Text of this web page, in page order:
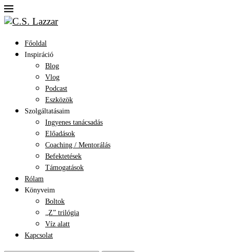
Főoldal
Inspiráció
Blog
Vlog
Podcast
Eszközök
Szolgáltatásaim
Ingyenes tanácsadás
Előadások
Coaching / Mentorálás
Befektetések
Támogatások
Rólam
Könyveim
Boltok
„Z” trilógia
Víz alatt
Kapcsolat